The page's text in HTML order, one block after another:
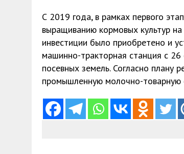
С 2019 года, в рамках первого
выращиванию кормовых культур
инвестиции было приобретено и
машинно-тракторная станция с
посевных земель. Согласно плану
промышленную молочно-